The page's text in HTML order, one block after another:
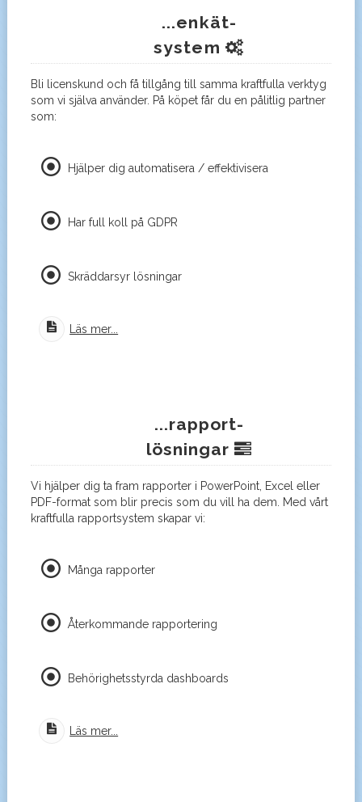
...enkät-
system
Bli licenskund och få tillgång till samma kraftfulla verktyg
som vi själva använder. På köpet får du en pålitlig partner
som:
Hjälper dig automatisera / effektivisera
Har full koll på GDPR
Skräddarsyr lösningar
Läs mer...
...rapport-
lösningar
Vi hjälper dig ta fram rapporter i PowerPoint, Excel eller
PDF-format som blir precis som du vill ha dem. Med vårt
kraftfulla rapportsystem skapar vi:
Många rapporter
Återkommande rapportering
Behörighetsstyrda dashboards
Läs mer...